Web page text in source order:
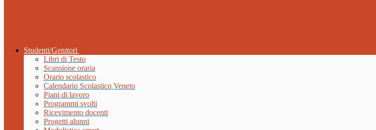
Studenti/Genitori
Libri di Testo
Scansione oraria
Orario scolastico
Calendario Scolastico Veneto
Piani di lavoro
Programmi svolti
Ricevimento docenti
Progetti alunni